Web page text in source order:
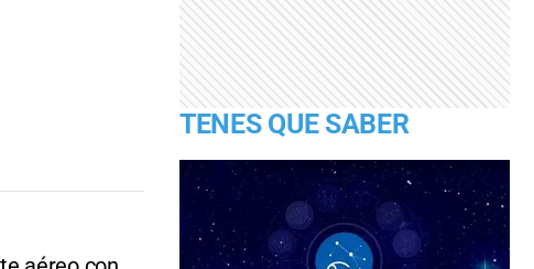
TENES QUE SABER